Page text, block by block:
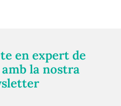
en expert de
la nostra